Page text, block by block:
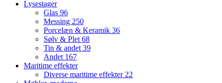
Lysestager
Glas 96
Messing 250
Porcelæn & Keramik 36
Sølv & Plet68
Tin & andet39
Andet 167
Maritime effekter
Diverse maritime effekter22